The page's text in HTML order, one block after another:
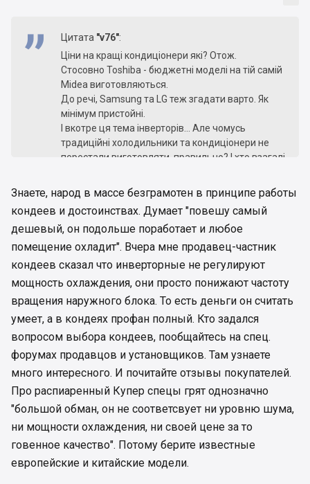
Цитата "v76":
Ціни на кращі кондиціонери які? Отож.
Стосовно Toshiba - бюджетні моделі на тій самій
Midea виготовляються.
До речі, Samsung та LG теж згадати варто. Як
мінімум пристойні.
І вкотре ця тема інверторів... Але чомусь
традиційні холодильники та кондиціонери не
перестали виготовляти, правильно? І хто взагалі
включати кондиціонер тоді, коли спекотно у
приміщенні, а решту часу він буде просто висіти
- який сенс витрачатися на значно дорожчий
інверторний? Про опалення мовчу,
кондиціонером обігріватися - не для нашого
обігріві зовсім неекономну "копійку".
Ну і стосовно Cooper&Hunter. Дивно, але
збирають їх на тих самих заводах Gree та Midea,
і, відповідно, зовнішні блоки у них - такі самі, як і
в інших кондиціонерах. Інша справа, що у нас
вони трапляються в рази частіше за інших
виробників... А люди купують не лише за
порадою консультантів... То чого ж їх так
активно купують?
Знаете, народ в массе безграмотен в принципе работы
кондеев и достоинствах. Думает "повешу самый
дешевый, он подольше поработает и любое
помещение охладит". Вчера мне продавец-частник
кондеев сказал что инверторные не регулируют
мощность охлаждения, они просто понижают частоту
вращения наружного блока. То есть деньги он считать
умеет, а в кондеях профан полный. Кто задался
вопросом выбора кондеев, пообщайтесь на спец.
форумах продавцов и установщиков. Там узнаете
много интересного. И почитайте отзывы покупателей.
Про распиаренный Купер спецы грят однозначно
"большой обман, он не соответсвует ни уровню шума,
ни мощности охлаждения, ни своей цене за то
говенное качество". Потому берите известные
европейские и китайские модели.